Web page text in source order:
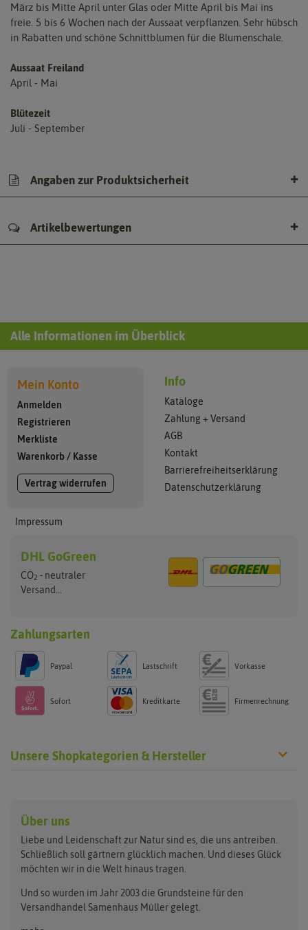
März bis Mitte April unter Glas oder Mitte April bis Mai ins
freie. 5 bis 6 Wochen nach der Aussaat verpflanzen. Sehr hübsch
in Rabatten und schöne Schnittblumen für die Blumenschale.
Aussaat Freiland
April - Mai
Blütezeit
Juli - September
Angaben zur Produktsicherheit
Artikelbewertungen
Alle Informationen im Überblick
Mein Konto
Anmelden
Registrieren
Merkliste
Warenkorb / Kasse
Vertrag widerrufen
Impressum
Info
Kataloge
Zahlung + Versand
AGB
Kontakt
Barrierefreiheitserklärung
Datenschutzerklärung
DHL GoGreen
CO2 - neutraler
Versand...
Zahlungsarten
Paypal Lastschrift Vorkasse
Sofort Kreditkarte Firmenrechnung
Unsere Shopkategorien & Hersteller
Anzuchtschalen
Erdbeertürme
Folien, Vliese und Netze
Gartengeräte
Keimsprossen
Saatgut für Werbezwecke
Samen-Sets
Gemüsesamen
Benary
Buzzy Seeds
Clever Pots
Dürr-Samen
FLORTUS
Greenline
Grüne Oase
Über uns
Liebe und Leidenschaft zur Natur sind es, die uns antreiben.
Schließlich soll gärtnern glücklich machen. Und dieses Glück
möchten wir in die Welt hinaus tragen.
Und so wurden im Jahr 2003 die Grundsteine für den
Versandhandel Samenhaus Müller gelegt.